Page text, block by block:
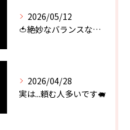
2026/05/12
🍅絶妙なバランスなのに最高な一品🥗
2026/04/28
実は...頼む人多いです🐖